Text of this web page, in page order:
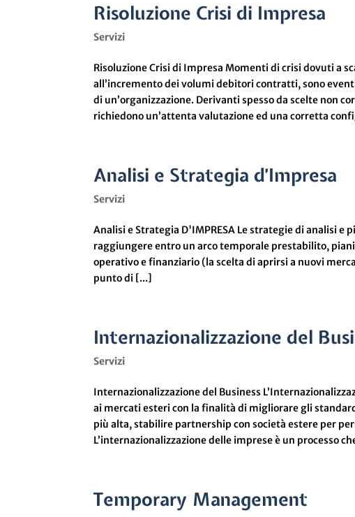
Risoluzione Crisi di Impresa
Servizi
Risoluzione Crisi di Impresa Momenti di crisi dovuti a
all’incremento dei volumi debitori contratti, sono
di un’organizzazione. Derivanti spesso da scelte non
richiedono un’attenta valutazione ed una corretta
Analisi e Strategia d’Impresa
Servizi
Analisi e Strategia D'IMPRESA Le strategie di analisi
raggiungere entro un arco temporale prestabilito,
operativo e finanziario (la scelta di aprirsi a nuovi
punto di [...]
Internazionalizzazione del
Servizi
Internazionalizzazione del Business
ai mercati esteri con la finalità di migliorare gli
più alta, stabilire partnership con società estere per
L’internazionalizzazione delle imprese è un processo
Temporary Management